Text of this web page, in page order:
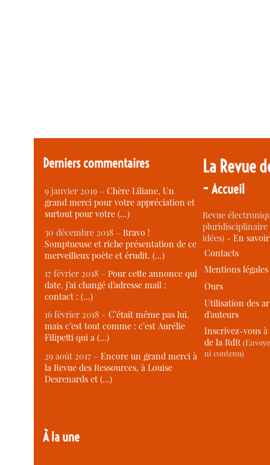
Derniers commentaires
9 janvier 2019 –Chère Liliane, Un
grand merci pour votre appréciation et
surtout pour votre (…)
30 décembre 2018 –Bravo !
Somptueuse et riche présentation de ce
merveilleux poète et érudit. (…)
17 février 2018 –Pour cette annonce qui
date, j’ai changé d’adresse mail :
contact : (…)
16 février 2018 –C’était même pas lui,
mais c’est tout comme : c’est Aurélie
Filipetti qui a (…)
29 août 2017 –Encore un grand merci à
la Revue des Ressources, à Louise
Desrenards et (…)
À la une
La Revue
-Accueil
Revue
idées) -En
Contacts
Mentions légales
Ours
Utilisation des
d’auteurs
Inscrivez-vous
de la RdR
ni contenu)